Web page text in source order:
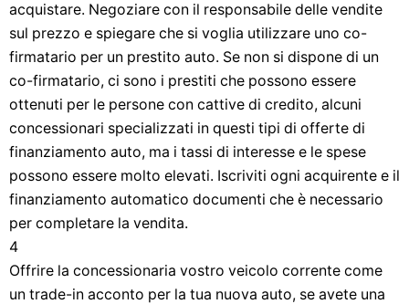
acquistare. Negoziare con il responsabile delle vendite
sul prezzo e spiegare che si voglia utilizzare uno co-
firmatario per un prestito auto. Se non si dispone di un
co-firmatario, ci sono i prestiti che possono essere
ottenuti per le persone con cattive di credito, alcuni
concessionari specializzati in questi tipi di offerte di
finanziamento auto, ma i tassi di interesse e le spese
possono essere molto elevati. Iscriviti ogni acquirente e il
finanziamento automatico documenti che è necessario
per completare la vendita.
4
Offrire la concessionaria vostro veicolo corrente come
un trade-in acconto per la tua nuova auto, se avete una